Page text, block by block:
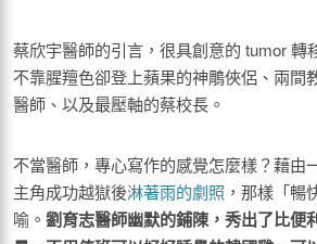
蔡欣宇醫師的引言，很具創意的 tumor 轉
不靠腥羶色卻登上蘋果的神鵰俠侶、兩間
醫師、以及最壓軸的蔡校長。
不當醫師，專心寫作的感覺怎麼樣？藉由
主角成功越獄後淋著雨的劇照 ，那樣「暢
喻。 劉育志醫師幽默的鋪陳，秀出了比便